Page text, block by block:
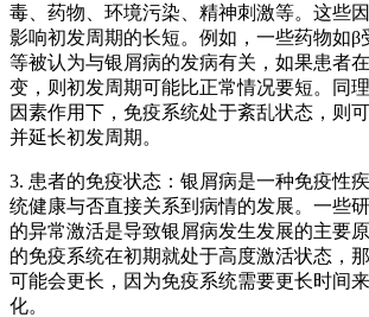
毒、药物、环境污染、精神刺激等。这些
影响初发周期的长短。例如，一些药物如β
等被认为与银屑病的发病有关，如果患者
变，则初发周期可能比正常情况要短。同
因素作用下，免疫系统处于紊乱状态，则
并延长初发周期。
3. 患者的免疫状态：银屑病是一种免疫性
统健康与否直接关系到病情的发展。一些
的异常激活是导致银屑病发生发展的主要
的免疫系统在初期就处于高度激活状态，
可能会更长，因为免疫系统需要更长时间
化。